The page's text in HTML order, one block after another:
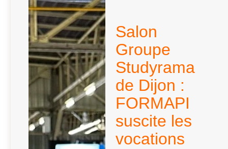
Salon
Groupe
Studyrama
de Dijon :
FORMAPI
suscite les
vocations